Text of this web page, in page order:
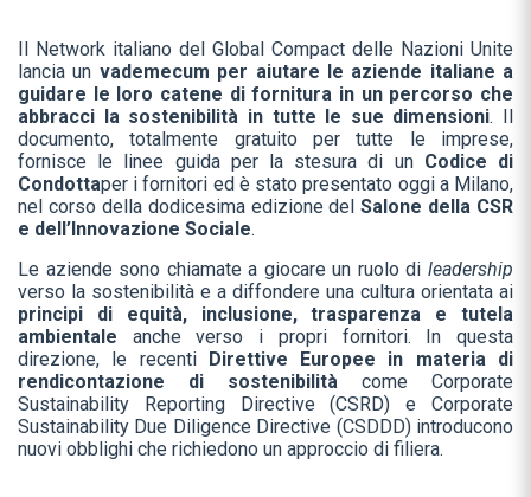
Il Network italiano del Global Compact delle Nazioni Unite
lancia un vademecum per aiutare le aziende italiane a
guidare le loro catene di fornitura in un percorso che
abbracci la sostenibilità in tutte le sue dimensioni. Il
documento, totalmente gratuito per tutte le imprese,
fornisce le linee guida per la stesura di un Codice di
Condottaper i fornitori ed è stato presentato oggi a Milano,
nel corso della dodicesima edizione delSalone della CSR
e dell’Innovazione Sociale.
Le aziende sono chiamate a giocare un ruolo di leadership
verso la sostenibilità e a diffondere una cultura orientata ai
principi di equità, inclusione, trasparenza e tutela
ambientale anche verso i propri fornitori. In questa
direzione, le recenti
Direttive Europee in materia di
rendicontazione di sostenibilità come Corporate
Sustainability Reporting Directive (CSRD) e Corporate
Sustainability Due Diligence Directive (CSDDD) introducono
nuovi obblighi che richiedono un approccio di filiera.